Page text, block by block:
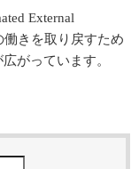
External
きを取り戻すため
がっています。